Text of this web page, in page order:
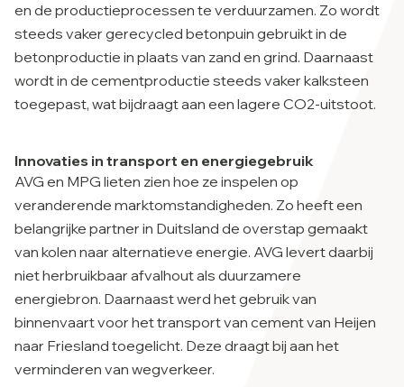
en de productieprocessen te verduurzamen. Zo wordt
steeds vaker gerecycled betonpuin gebruikt in de
betonproductie in plaats van zand en grind. Daarnaast
wordt in de cementproductie steeds vaker kalksteen
toegepast, wat bijdraagt aan een lagere CO2-uitstoot.
Innovaties in transport en energiegebruik
AVG en MPG lieten zien hoe ze inspelen op
veranderende marktomstandigheden. Zo heeft een
belangrijke partner in Duitsland de overstap gemaakt
van kolen naar alternatieve energie. AVG levert daarbij
niet herbruikbaar afvalhout als duurzamere
energiebron. Daarnaast werd het gebruik van
binnenvaart voor het transport van cement van Heijen
naar Friesland toegelicht. Deze draagt bij aan het
verminderen van wegverkeer.